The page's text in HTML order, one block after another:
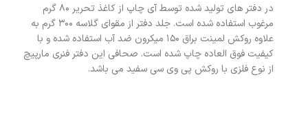
در دفتر های تولید شده توسط آی چاپ از کاغذ تحریر 80 گرم
مرغوب استفاده شده است. جلد دفتر از مقوای گلاسه 300 گرم به
علاوه روکش لمینت براق 150 میکرون ضد آب استفاده شده و با
کیفیت فوق العاده چاپ شده است. صحافی این دفتر فنری مارپیچ
از نوع فلزی با روکش پی وی سی سفید می باشد.